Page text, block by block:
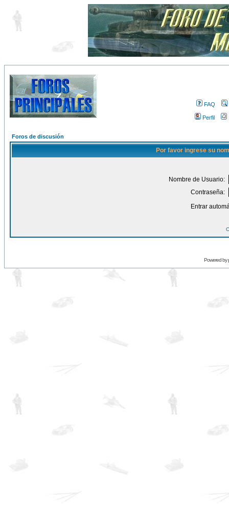
FAQ
Perfil
Foros de discusión
Por favor ingrese su
Nombre de Usuario:
Contraseña:
Entrar
Powered by